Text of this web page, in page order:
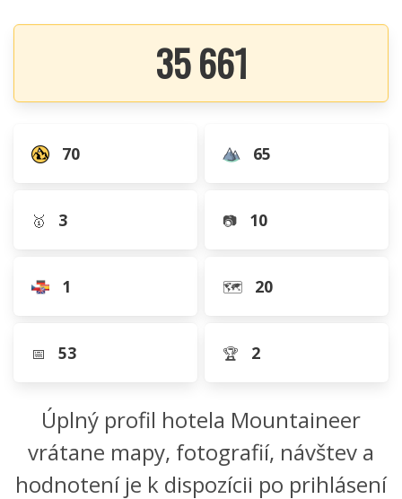
35 661
70 65
🥇 3 📷 10
1 🗺️ 20
📅 53 🏆 2
Úplný profil hotela Mountaineer
vrátane mapy, fotografií, návštev a
hodnotení je k dispozícii po prihlásení